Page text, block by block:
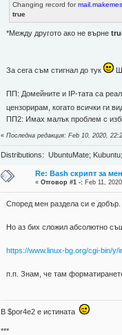
Changing record for
true
*Между другото ако не върне
За сега съм стигнал до тук
ПП: Домейните и IP-тата са
цензорирам, когато всички ги
ПП2: Имах малък проблем с
«Последна редакция: Feb 10, 2020,
Distributions: UbuntuMate;
Re: Bash скрипт за
«Отговор #1 -: Feb 11,
Според мен раздела си е добър.
Но аз бих сложил абсолютно
https://www.linux-bg.org/cgi-bin/y/
п.п. Знам, че там
В $por4e2 e истината
***